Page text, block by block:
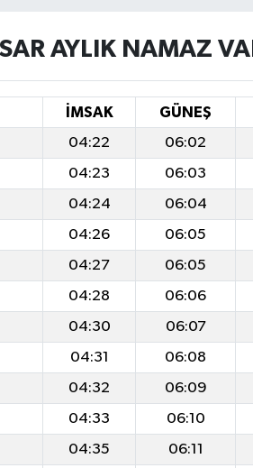
AYLIK NAMAZ
İMSAK GÜNEŞ
04:22 06:02
04:23 06:03
04:24 06:04
04:26 06:05
04:27 06:05
04:28 06:06
04:30 06:07
04:31 06:08
04:32 06:09
04:33 06:10
04:35 06:11